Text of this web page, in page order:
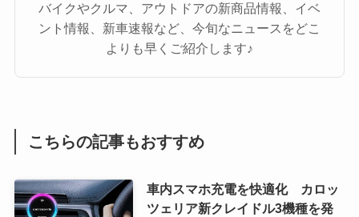
バイクやクルマ、アウトドアの新商品情報、イベ
ント情報、新車速報など、今旬なニュースをどこ
よりも早くご紹介します♪
こちらの記事もおすすめ
車内スマホ充電を快適化 カロッ
ツェリア新クレイドル3機種を発